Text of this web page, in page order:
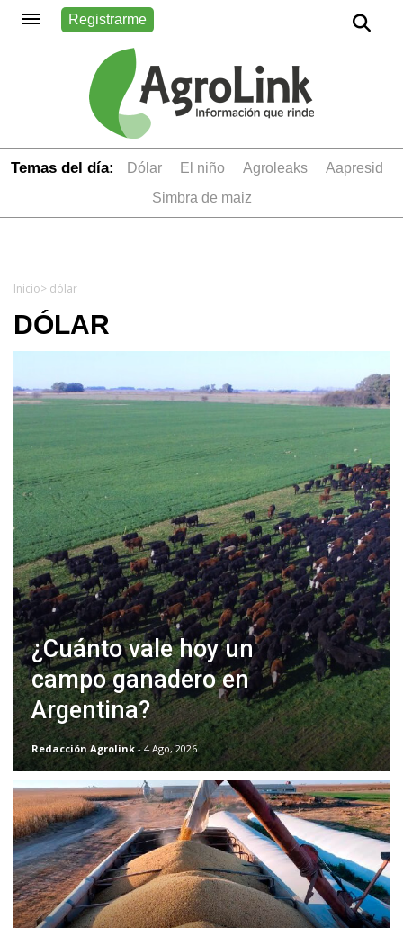
Registrarme
Temas del día: dólar el niño Agroleaks
aapresid
simbra de maiz
Inicio> dólar
DÓLAR
¿Cuánto vale hoy un
campo ganadero en
Argentina?
Redacción Agrolink - 4 Ago, 2026